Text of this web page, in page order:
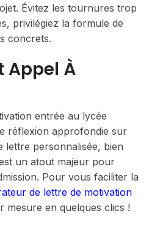
Évitez les tournures trop
privilégiez la formule de
concrets.
Appel À
entrée au lycée
réflexion approfondie sur
lettre personnalisée, bien
un atout majeur pour
Pour vous faciliter la
de lettre de motivation
mesure en quelques clics !